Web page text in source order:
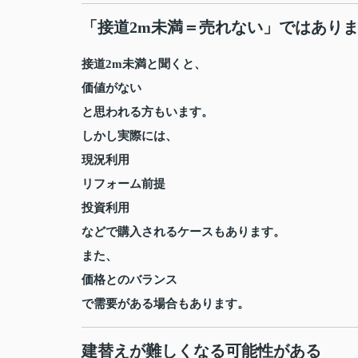
「接道2m未満＝売れない」ではあり
接道2m未満と聞くと、
価値がない
と思われる方もいます。
しかし実際には、
現況利用
リフォーム前提
投資利用
などで購入されるケースもあります。
また、
価格とのバランス
で需要がある場合もあります。
建替えが難しくなる可能性がある